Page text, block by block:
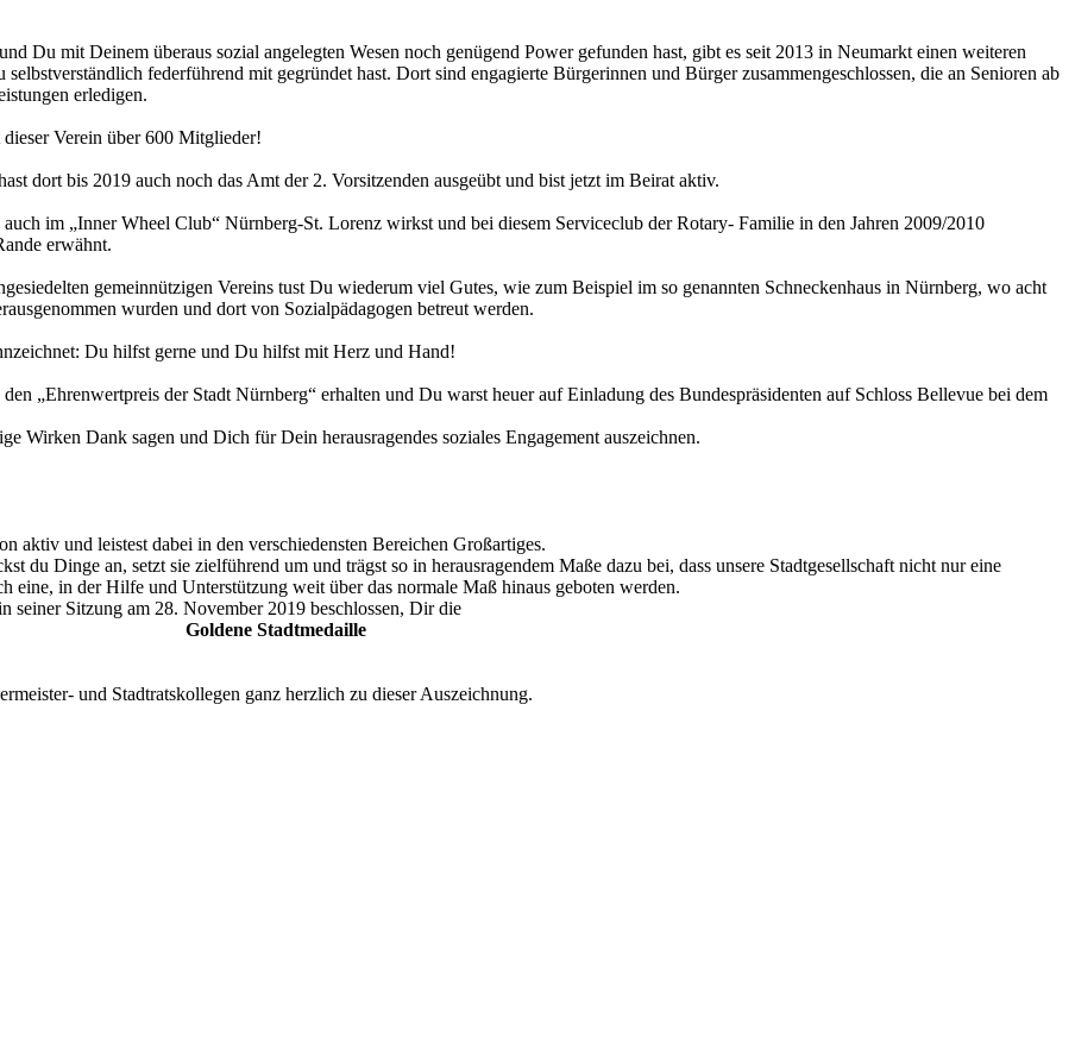
Du mit Deinem überaus sozial angelegten Wesen noch genügend Power gefunden hast, gibt es seit 2013 in Neumarkt einen weiteren
federführend mit gegründet hast. Dort sind engagierte Bürgerinnen und Bürger zusammengeschlossen, die an Senioren ab
erledigen.
Verein über 600 Mitglieder!
dort bis 2019 auch noch das Amt der 2. Vorsitzenden ausgeübt und bist jetzt im Beirat aktiv.
im „Inner Wheel Club“ Nürnberg-St. Lorenz wirkst und bei diesem Serviceclub der Rotary- Familie in den Jahren 2009/2010
erwähnt.
gemeinnützigen Vereins tust Du wiederum viel Gutes, wie zum Beispiel im so genannten Schneckenhaus in Nürnberg, wo acht
wurden und dort von Sozialpädagogen betreut werden.
Du hilfst gerne und Du hilfst mit Herz und Hand!
„Ehrenwertpreis der Stadt Nürnberg“ erhalten und Du warst heuer auf Einladung des Bundespräsidenten auf Schloss Bellevue bei dem
Wirken Dank sagen und Dich für Dein herausragendes soziales Engagement auszeichnen.
aktiv und leistest dabei in den verschiedensten Bereichen Großartiges.
du Dinge an, setzt sie zielführend um und trägst so in herausragendem Maße dazu bei, dass unsere Stadtgesellschaft nicht nur eine
eine, in der Hilfe und Unterstützung weit über das normale Maß hinaus geboten werden.
seiner Sitzung am 28. November 2019 beschlossen, Dir die
Goldene Stadtmedaille
und Stadtratskollegen ganz herzlich zu dieser Auszeichnung.